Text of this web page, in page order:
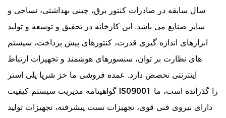
سال سابقه در صادرات کنتور برق، چینی بهداشتی، نساجی و
سایر صنایع می باشد. این کارخانه در تحقیق و توسعه و تولید
ابزارهای اندازه گیری قدرت، کنتورهای پیش پرداخت، سیستم
های نظارت بر توان، سنسورهای هوشمند و تجهیزات ارتباط
اینترنتی تخصص دارد. عمده فروشی ما خز شرپا پلی استر
گواهینامه مدیریت سیستم کیفیت IS09001 را گذرانده است، ما
دارای نیروی فنی قوی، تجهیزات تست پیشرفته، تجهیزات تولید